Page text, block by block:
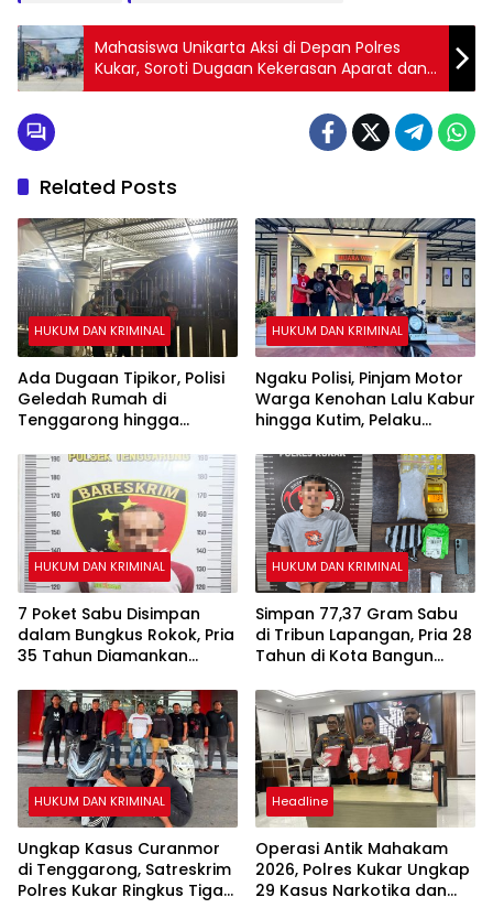
Mahasiswa Unikarta Aksi di Depan Polres
Kukar, Soroti Dugaan Kekerasan Aparat dan
Tambang Ilegal
Related Posts
HUKUM DAN KRIMINAL
Ada Dugaan Tipikor, Polisi
Geledah Rumah di
Tenggarong hingga
HUKUM DAN KRIMINAL
Ngaku Polisi, Pinjam Motor
Warga Kenohan Lalu Kabur
hingga Kutim, Pelaku
HUKUM DAN KRIMINAL
7 Poket Sabu Disimpan
dalam Bungkus Rokok, Pria
35 Tahun Diamankan
HUKUM DAN KRIMINAL
Simpan 77,37 Gram Sabu
di Tribun Lapangan, Pria 28
Tahun di Kota Bangun
HUKUM DAN KRIMINAL
Ungkap Kasus Curanmor
di Tenggarong, Satreskrim
Polres Kukar Ringkus Tiga
Headline
Operasi Antik Mahakam
2026, Polres Kukar Ungkap
29 Kasus Narkotika dan